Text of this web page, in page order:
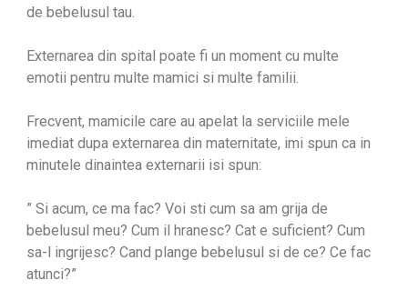
de bebelusul tau.
Externarea din spital poate fi un moment cu multe
emotii pentru multe mamici si multe familii.
Frecvent, mamicile care au apelat la serviciile mele
imediat dupa externarea din maternitate, imi spun ca in
minutele dinaintea externarii isi spun:
” Si acum, ce ma fac? Voi sti cum sa am grija de
bebelusul meu? Cum il hranesc? Cat e suficient? Cum
sa-l ingrijesc? Cand plange bebelusul si de ce? Ce fac
atunci?”